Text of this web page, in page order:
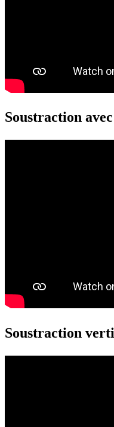
Soustraction
Soustraction